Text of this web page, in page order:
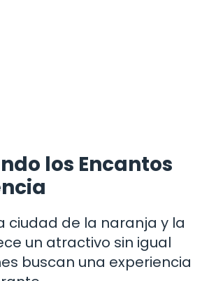
los Encantos
ciudad de la naranja y la
un atractivo sin igual
buscan una experiencia